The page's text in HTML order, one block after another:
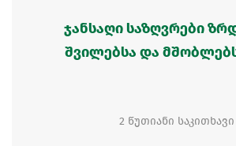
ჯანსაღი საზღვრები
შვილებსა და
2 წუთიანი საკითხავი